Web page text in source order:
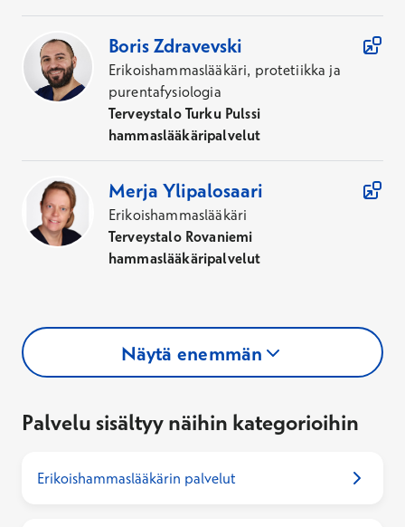
BorisZdravevski
Erikoishammaslääkäri, protetiikka ja
purentafysiologia
Terveystalo Turku Pulssi
hammaslääkäripalvelut
Merja Ylipalosaari
Erikoishammaslääkäri
Terveystalo Rovaniemi
hammaslääkäripalvelut
Näytä enemmän
Palvelu sisältyy näihin kategorioihin
Erikoishammaslääkärin palvelut